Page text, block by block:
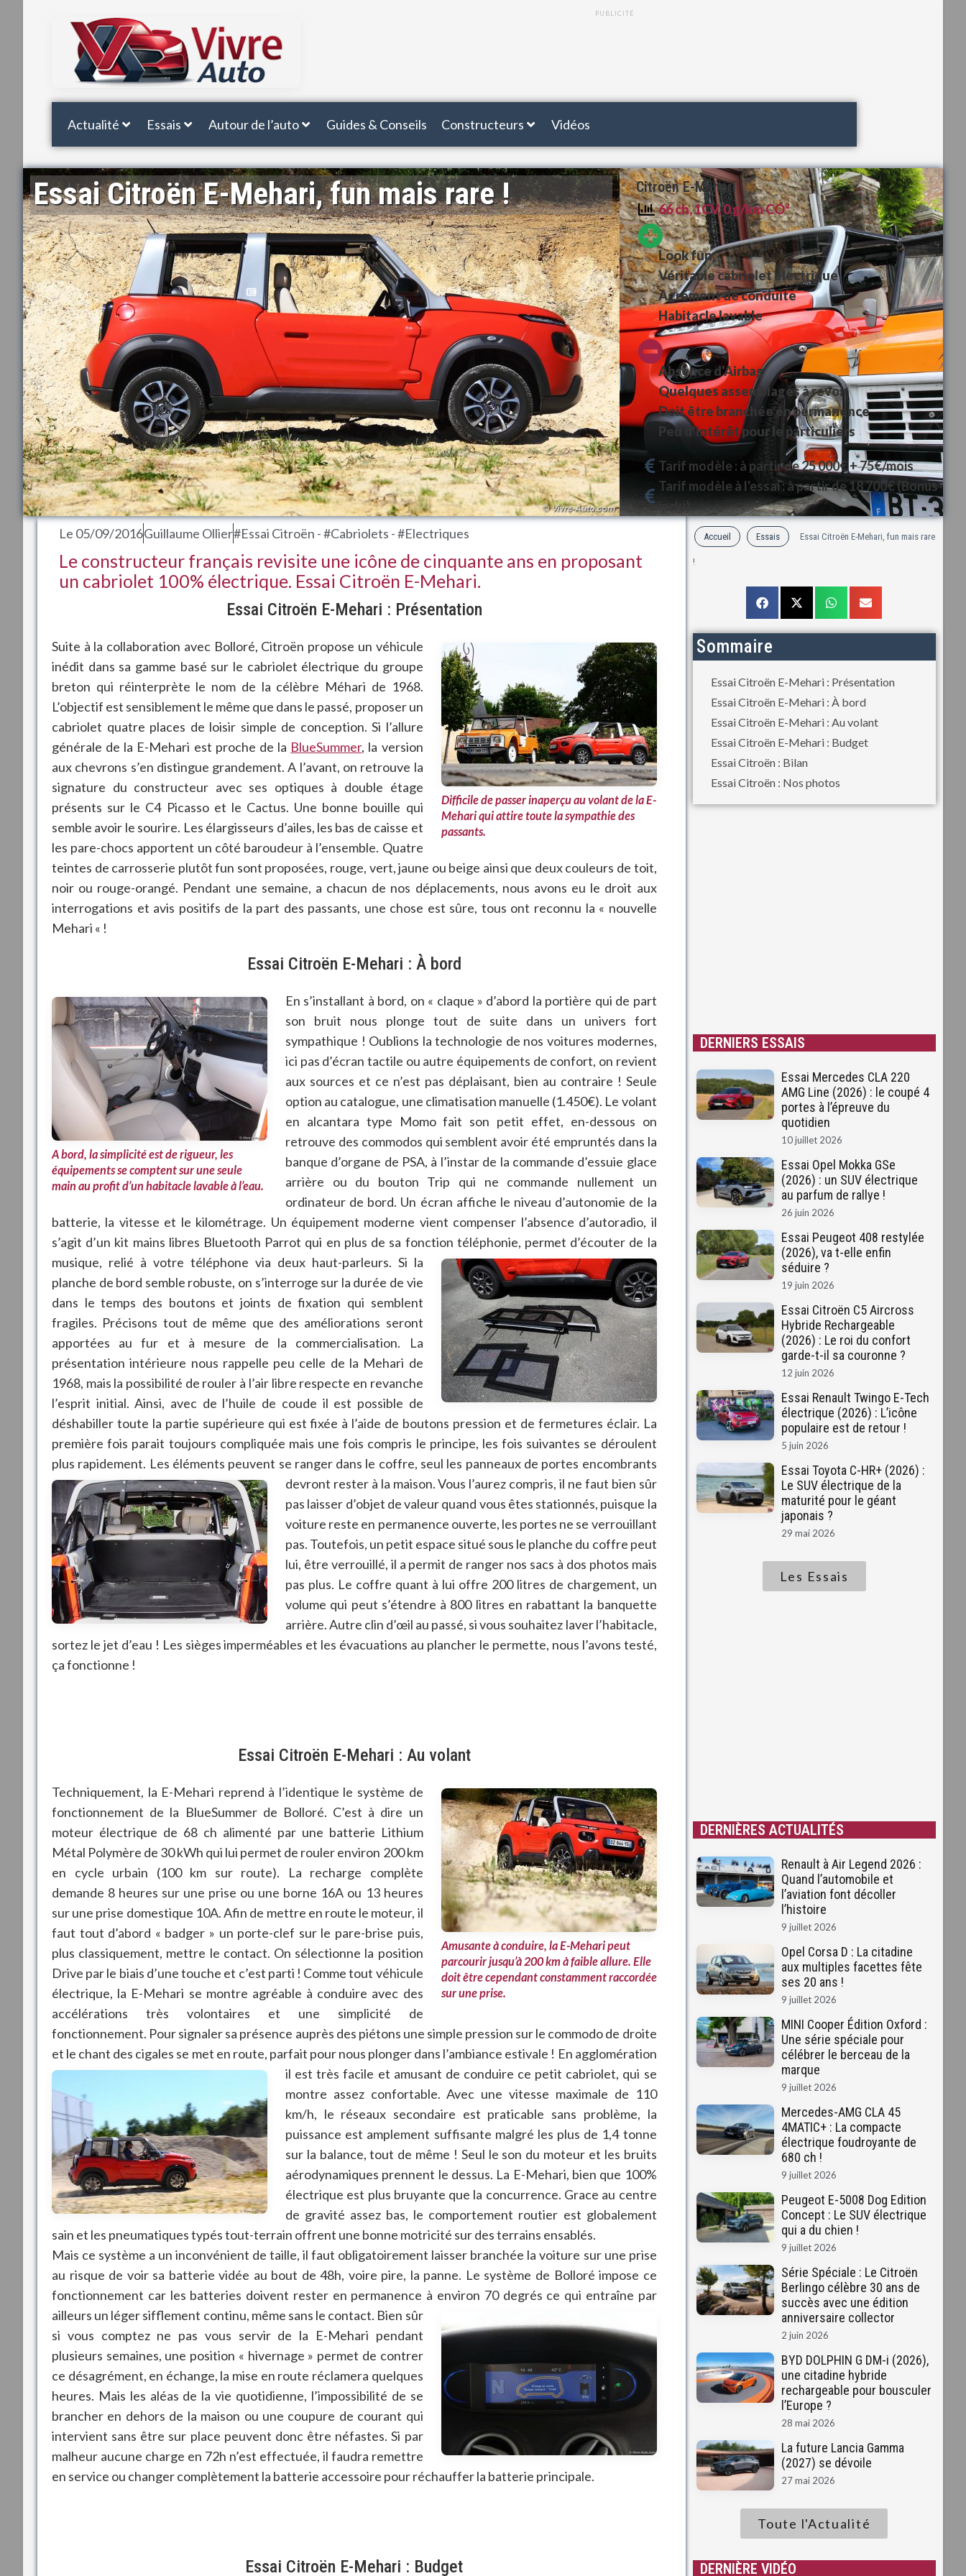
PUBLICITÉ
Actualité Essais Autour de l’auto Guides & Conseils Constructeurs Vidéos
Essai Citroën E-Mehari, fun mais rare ! Citroën E-Mehari
66 ch, 1CV, 0 g/km CO²
Look fun
Véritable cabriolet électrique
Agrément de conduite
Habitacle lavable
Absence d'Airbag
Quelques assemblages à revoir
Doit être branchée en permanence
Peu d'intérêt pour le particuliers
Tarif modèle : à partir de 25 000€ + 75€/mois
Tarif modèle à l'essai : à partir de 18 700€ (Bonus
inclu)
Le 05/09/2016Guillaume Ollier#Essai Citroën - #Cabriolets - #Electriques
Le constructeur français revisite une icône de cinquante ans en proposant
un cabriolet 100% électrique. Essai Citroën E-Mehari.
Essai Citroën E-Mehari : Présentation
Difficile de passer inaperçu au volant de la E-
Mehari qui attire toute la sympathie des
passants.
Suite à la collaboration avec Bolloré, Citroën propose un véhicule
inédit dans sa gamme basé sur le cabriolet électrique du groupe
breton qui réinterprète le nom de la célèbre Méhari de 1968.
L’objectif est sensiblement le même que dans le passé, proposer un
cabriolet quatre places de loisir simple de conception. Si l’allure
générale de la E-Mehari est proche de la BlueSummer, la version
aux chevrons s’en distingue grandement. A l’avant, on retrouve la
signature du constructeur avec ses optiques à double étage
présents sur le C4 Picasso et le Cactus. Une bonne bouille qui
semble avoir le sourire. Les élargisseurs d’ailes, les bas de caisse et
les pare-chocs apportent un côté baroudeur à l’ensemble. Quatre
teintes de carrosserie plutôt fun sont proposées, rouge, vert, jaune ou beige ainsi que deux couleurs de toit,
noir ou rouge-orangé. Pendant une semaine, a chacun de nos déplacements, nous avons eu le droit aux
interrogations et avis positifs de la part des passants, une chose est sûre, tous ont reconnu la « nouvelle
Mehari « !
Essai Citroën E-Mehari : À bord
A bord, la simplicité est de rigueur, les
équipements se comptent sur une seule
main au profit d’un habitacle lavable à l’eau.
En s’installant à bord, on « claque » d’abord la portière qui de part
son bruit nous plonge tout de suite dans un univers fort
sympathique ! Oublions la technologie de nos voitures modernes,
ici pas d’écran tactile ou autre équipements de confort, on revient
aux sources et ce n’est pas déplaisant, bien au contraire ! Seule
option au catalogue, une climatisation manuelle (1.450€). Le volant
en alcantara type Momo fait son petit effet, en-dessous on
retrouve des commodos qui semblent avoir été empruntés dans la
banque d’organe de PSA, à l’instar de la commande d’essuie glace
arrière ou du bouton Trip qui ne commande nullement un
ordinateur de bord. Un écran affiche le niveau d’autonomie de la
batterie, la vitesse et le kilométrage. Un équipement moderne vient compenser l’absence d’autoradio, il
s’agit d’un kit mains libres Bluetooth Parrot qui en plus de sa fonction téléphonie, permet d’écouter de la
musique, relié à votre téléphone via deux haut-parleurs. Si la
planche de bord semble robuste, on s’interroge sur la durée de vie
dans le temps des boutons et joints de fixation qui semblent
fragiles. Précisons tout de même que des améliorations seront
apportées au fur et à mesure de la commercialisation. La
présentation intérieure nous rappelle peu celle de la Mehari de
1968, mais la possibilité de rouler à l’air libre respecte en revanche
l’esprit initial. Ainsi, avec de l’huile de coude il est possible de
déshabiller toute la partie supérieure qui est fixée à l’aide de boutons pression et de fermetures éclair. La
première fois parait toujours compliquée mais une fois compris le principe, les fois suivantes se déroulent
plus rapidement. Les éléments peuvent se ranger dans le coffre, seul les panneaux de portes encombrants
devront rester à la maison. Vous l’aurez compris, il ne faut bien sûr
pas laisser d’objet de valeur quand vous êtes stationnés, puisque la
voiture reste en permanence ouverte, les portes ne se verrouillant
pas. Toutefois, un petit espace situé sous le planche du coffre peut
lui, être verrouillé, il a permit de ranger nos sacs à dos photos mais
pas plus. Le coffre quant à lui offre 200 litres de chargement, un
volume qui peut s’étendre à 800 litres en rabattant la banquette
arrière. Autre clin d’œil au passé, si vous souhaitez laver l’habitacle,
sortez le jet d’eau ! Les sièges imperméables et les évacuations au plancher le permette, nous l’avons testé,
ça fonctionne !
Essai Citroën E-Mehari : Au volant
Amusante à conduire, la E-Mehari peut
parcourir jusqu’à 200 km à faible allure. Elle
doit être cependant constamment raccordée
sur une prise.
Techniquement, la E-Mehari reprend à l’identique le système de
fonctionnement de la BlueSummer de Bolloré. C’est à dire un
moteur électrique de 68 ch alimenté par une batterie Lithium
Métal Polymère de 30 kWh qui lui permet de rouler environ 200 km
en cycle urbain (100 km sur route). La recharge complète
demande 8 heures sur une prise ou une borne 16A ou 13 heures
sur une prise domestique 10A. Afin de mettre en route le moteur, il
faut tout d’abord « badger » un porte-clef sur le pare-brise puis,
plus classiquement, mettre le contact. On sélectionne la position
Drive par le biais d’une touche et c’est parti ! Comme tout véhicule
électrique, la E-Mehari se montre agréable à conduire avec des
accélérations très volontaires et une simplicité de
fonctionnement. Pour signaler sa présence auprès des piétons une simple pression sur le commodo de droite
et le chant des cigales se met en route, parfait pour nous plonger dans l’ambiance estivale ! En agglomération
il est très facile et amusant de conduire ce petit cabriolet, qui se
montre assez confortable. Avec une vitesse maximale de 110
km/h, le réseaux secondaire est praticable sans problème, la
puissance est amplement suffisante malgré les plus de 1,4 tonne
sur la balance, tout de même ! Seul le son du moteur et les bruits
aérodynamiques prennent le dessus. La E-Mehari, bien que 100%
électrique est plus bruyante que la concurrence. Grace au centre
de gravité assez bas, le comportement routier est globalement
sain et les pneumatiques typés tout-terrain offrent une bonne motricité sur des terrains ensablés.
Mais ce système a un inconvénient de taille, il faut obligatoirement laisser branchée la voiture sur une prise
au risque de voir sa batterie vidée au bout de 48h, voire pire, la panne. Le système de Bolloré impose ce
fonctionnement car les batteries doivent rester en permanence à environ 70 degrés ce qui entraîne par
ailleurs un léger sifflement continu, même sans le contact. Bien sûr
si vous comptez ne pas vous servir de la E-Mehari pendant
plusieurs semaines, une position « hivernage » permet de contrer
ce désagrément, en échange, la mise en route réclamera quelques
heures. Mais les aléas de la vie quotidienne, l’impossibilité de se
brancher en dehors de la maison ou une coupure de courant qui
intervient sans être sur place peuvent donc être néfastes. Si par
malheur aucune charge en 72h n’est effectuée, il faudra remettre
en service ou changer complètement la batterie accessoire pour réchauffer la batterie principale.
Essai Citroën E-Mehari : Budget
Accueil Essais Essai Citroën E-Mehari, fun mais rare
!
Sommaire
Essai Citroën E-Mehari : Présentation
Essai Citroën E-Mehari : À bord
Essai Citroën E-Mehari : Au volant
Essai Citroën E-Mehari : Budget
Essai Citroën : Bilan
Essai Citroën : Nos photos
DERNIERS ESSAIS
Essai Mercedes CLA 220
AMG Line (2026) : le coupé 4
portes à l’épreuve du
quotidien
10 juillet 2026
Essai Opel Mokka GSe
(2026) : un SUV électrique
au parfum de rallye !
26 juin 2026
Essai Peugeot 408 restylée
(2026), va t-elle enfin
séduire ?
19 juin 2026
Essai Citroën C5 Aircross
Hybride Rechargeable
(2026) : Le roi du confort
garde-t-il sa couronne ?
12 juin 2026
Essai Renault Twingo E-Tech
électrique (2026) : L’icône
populaire est de retour !
5 juin 2026
Essai Toyota C-HR+ (2026) :
Le SUV électrique de la
maturité pour le géant
japonais ?
29 mai 2026
Les Essais
DERNIÈRES ACTUALITÉS
Renault à Air Legend 2026 :
Quand l’automobile et
l’aviation font décoller
l’histoire
9 juillet 2026
Opel Corsa D : La citadine
aux multiples facettes fête
ses 20 ans !
9 juillet 2026
MINI Cooper Édition Oxford :
Une série spéciale pour
célébrer le berceau de la
marque
9 juillet 2026
Mercedes-AMG CLA 45
4MATIC+ : La compacte
électrique foudroyante de
680 ch !
9 juillet 2026
Peugeot E-5008 Dog Edition
Concept : Le SUV électrique
qui a du chien !
9 juillet 2026
Série Spéciale : Le Citroën
Berlingo célèbre 30 ans de
succès avec une édition
anniversaire collector
2 juin 2026
BYD DOLPHIN G DM-i (2026),
une citadine hybride
rechargeable pour bousculer
l’Europe ?
28 mai 2026
La future Lancia Gamma
(2027) se dévoile
27 mai 2026
Toute l'Actualité
DERNIÈRE VIDÉO